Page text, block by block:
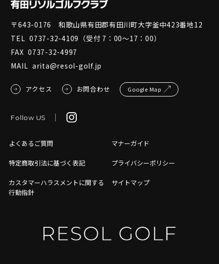
〒643-0176 和歌山県有田郡有田川町大字釜中423番地12
TEL 0737-32-4109 （受付 7：00～17：00）
FAX 0737-32-4997
MAIL arita@resol-golf.jp
アクセス お問合わせ Google Map
Follow US
よくあるご質問 マナーガイド
特定商取引法に基づく表記 プライバシーポリシー
カスタマーハラスメントに関する
行動指針
サイトマップ